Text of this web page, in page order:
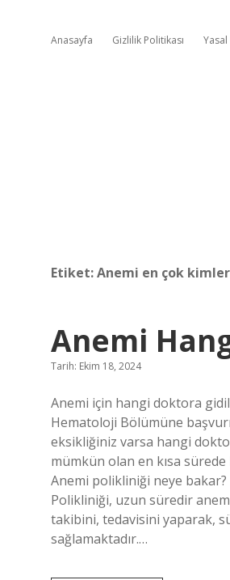
Anasayfa Gizlilik Politikası Yasal
Etiket:Anemi en çok
Anemi
Tarih: Ekim 18, 2024
Anemi için hangi doktora
Hematoloji Bölümüne
eksikliğiniz varsa hangi
mümkün olan en kısa
Anemi polikliniği neye
Polikliniği, uzun süredir
takibini, tedavisini yaparak,
sağlamaktadır.…